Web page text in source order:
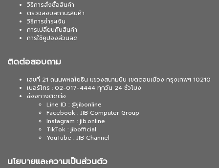
วิธีการสั่งซื้อสินค้า
ตรวจสอบสถานะสินค้า
วิธีการชำระเงิน
การเปลี่ยนคืนสินค้า
การใช้คูปองส่วนลด
ติดต่อสอบถาม
เลขที่ 21 ถนนพหลโยธิน แขวงสนามบิน เขตดอนเมือง กรุงเทพฯ 10210
เบอร์โทร : 02-017-4444 ทุกวัน 24 ชั่วโมง
ช่องทางติดต่อ
Line ID : @jibonline
Facebook : JIB Computer Group
Instagram : jib.online
TikTok : jibofficial
YouTube : JIB Channel
นโยบายและความเป็นส่วนตัว